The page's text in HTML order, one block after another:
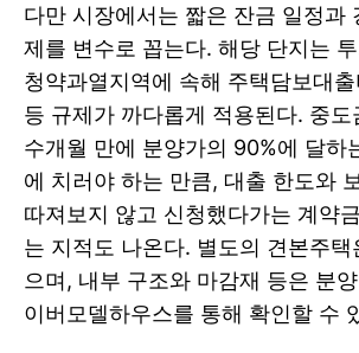
다만 시장에서는 짧은 잔금 일정과
제를 변수로 꼽는다. 해당 단지는
청약과열지역에 속해 주택담보대
등 규제가 까다롭게 적용된다. 중도
수개월 만에 분양가의 90%에 달하
에 치러야 하는 만큼, 대출 한도와
따져보지 않고 신청했다가는 계약
는 지적도 나온다. 별도의 견본주
으며, 내부 구조와 마감재 등은 분
이버모델하우스를 통해 확인할 수